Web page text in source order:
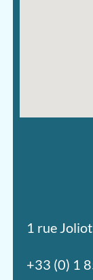
1 rue
+33 (0) 1